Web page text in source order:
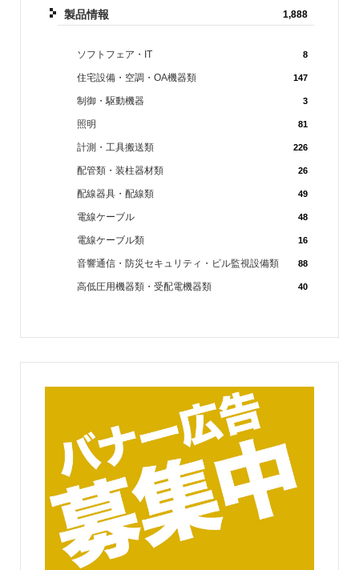
製品情報 1,888
ソフトフェア・IT 8
住宅設備・空調・OA機器類 147
制御・駆動機器 3
照明 81
計測・工具搬送類 226
配管類・装柱器材類 26
配線器具・配線類 49
電線ケーブル 48
電線ケーブル類 16
音響通信・防災セキュリティ・ビル監視設備類 88
高低圧用機器類・受配電機器類 40